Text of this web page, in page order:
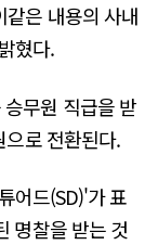
같은 내용의 사내
혔다.
무원 직급을 받
로 전환된다.
어드(SD)'가 표
명찰을 받는 것